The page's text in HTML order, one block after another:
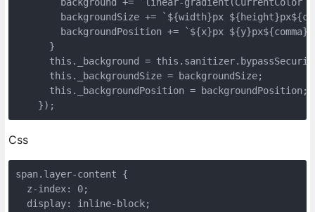
background += `linear-gradient(CurrentColor
backgroundSize += `${width}px
backgroundPosition += `${x}px
      }
this._background =
      this._backgroundSize = backgroundSize;
      this._backgroundPosition = backgroundPosition;
    });
Css
span.layer-content {
  z-index: 0;
  display: inline-block;